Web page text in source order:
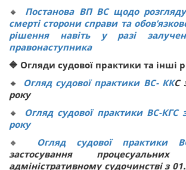
🔸 Постанова ВП ВС щодо
смерті сторони справи та
рішення навіть у разі
правонаступника
🔷 Огляди судової практики та інші
🔸
Огляд судової практики ВС- ККС
року
🔸
Огляд судової практики ВС-КГС
року
🔸 Огляд судової практики
застосування
адміністративному судочинстві з